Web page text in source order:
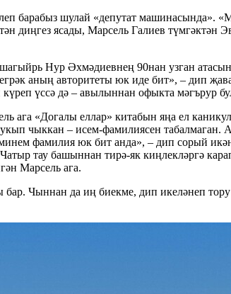
барабыз шулай «депутат машинасында».
диңгез ясады, Марсель Галиев түмгәктән
Нур Әхмәдиевнең 90нан узган
аның авторитеты юк иде бит», – дип
үссә дә – авылыннан офыкта мәгърур
ага «Догалы еллар» китабын яңа ел
чыккан – исем-фамилиясен
фамилия юк бит анда», – дип сорый
тау башыннан тирә-як киңлекләргә
Марсель ага.
Чыннан да иң биекме, дип икеләнеп